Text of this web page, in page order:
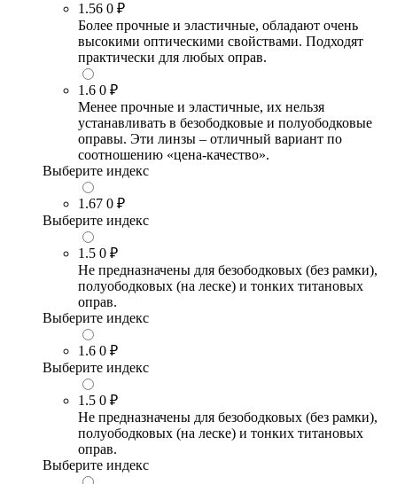
1.56 0 ₽
Более прочные и эластичные, обладают очень
высокими оптическими свойствами. Подходят
практически для любых оправ.
1.6 0 ₽
Менее прочные и эластичные, их нельзя
устанавливать в безободковые и полуободковые
оправы. Эти линзы – отличный вариант по
соотношению «цена-качество».
Выберите индекс
1.67 0 ₽
Выберите индекс
1.5 0 ₽
Не предназначены для безободковых (без рамки),
полуободковых (на леске) и тонких титановых
оправ.
Выберите индекс
1.6 0 ₽
Выберите индекс
1.5 0 ₽
Не предназначены для безободковых (без рамки),
полуободковых (на леске) и тонких титановых
оправ.
Выберите индекс